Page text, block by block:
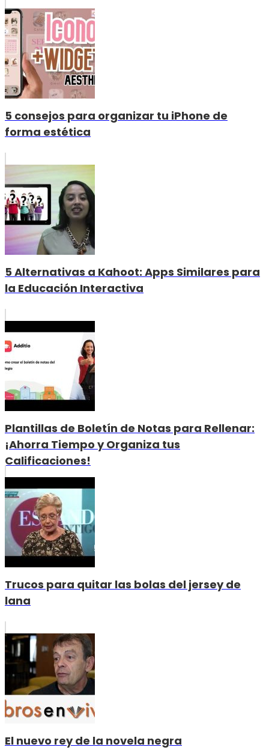
5 consejos para organizar tu iPhone de
forma estética
5 Alternativas a Kahoot: Apps Similares para
la Educación Interactiva
Plantillas de Boletín de Notas para Rellenar:
¡Ahorra Tiempo y Organiza tus
Calificaciones!
Trucos para quitar las bolas del jersey de
lana
El nuevo rey de la novela negra